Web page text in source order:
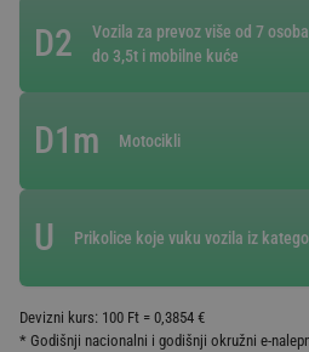
D2
Vozila za prevoz više od 7
do 3,5t i mobilne kuće
D1m Motocikli
U Prikolice koje vuku vozila iz
Devizni kurs: 100 Ft = 0,3854 €
* Godišnji nacionalni i godišnji okružni e-